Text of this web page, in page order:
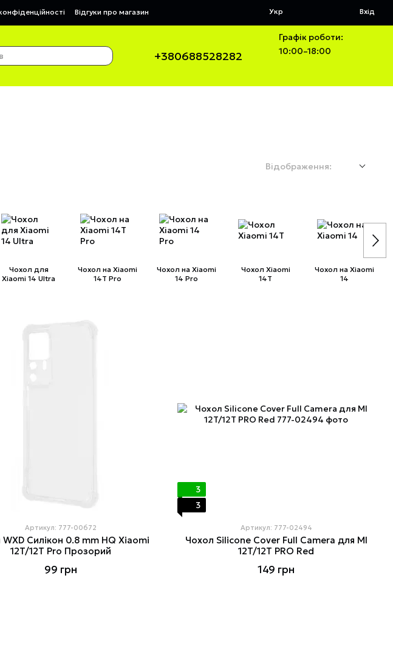
Відгуки про магазин
Укр Вхід
+380688528282
Графік роботи:
10:00–18:00
Відображення:
Чохол для
Xiaomi 14 Ultra
Чохол на Xiaomi
14T Pro
Чохол на Xiaomi
14 Pro
Чохол Xiaomi
14T
Чохол на Xiaomi
14
Артикул: 777-00672
Силікон 0.8 mm HQ Xiaomi
12T/12T Pro Прозорий
99 грн
3
3
Артикул: 777-02494
Чохол Silicone Cover Full Camera для MI
12T/12T PRO Red
149 грн